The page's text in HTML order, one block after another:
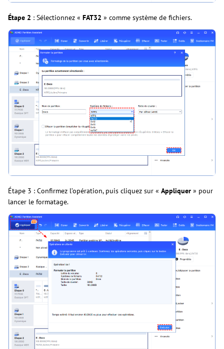
Étape 2 : Sélectionnez « FAT32 » comme système de fichiers.
Étape 3 : Confirmez l’opération, puis cliquez sur « Appliquer » pour
lancer le formatage.